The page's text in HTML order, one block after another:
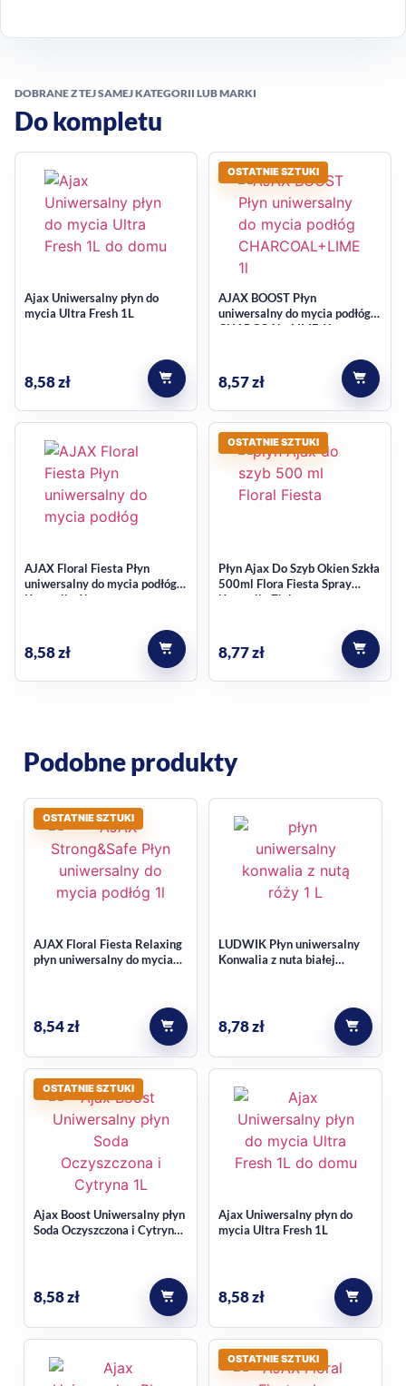
regularnego mycia podłóg w domu, szczególnie jeśli zależy Ci
na prostym rozwiązaniu do utrzymania porządku na co
dzień.
Skuteczne czyszczenie i
świeże odczucie
Ajax Strong&Safe pomaga usuwać zabrudzenia z różnych
powierzchni, a dodatkowo neutralizuje nieprzyjemne
zapachy. Dzięki temu po sprzątaniu podłoga pozostaje
Łagodniejsza formuła do
częstego stosowania
W opisie produktu wskazano obecność składników
pochodzenia naturalnego oraz brak substancji biobójczych i
szukających płynu do mycia podłóg, który można włączyć do
codziennej rutyny sprzątania.
do regularnego usuwania zabrudzeń
neutralizuje nieprzyjemne zapachy
Wybór dla domów z dziećmi i
zwierzętami
Ten płyn może być szczególnie przydatny w domach, gdzie
ważna jest troska o komfort całej rodziny, w tym dzieci i
zwierząt. Sprawdzi się jako element rutyny porządkowej, gdy
codziennym zastosowaniu.
Jak używać z myślą o
bezpieczeństwie
Stosuj produkt zgodnie z informacjami na etykiecie. Przy
chemii domowej to najważniejsza zasada, która pomaga
zachować skuteczność sprzątania i właściwy sposób użycia
na danej powierzchni.
Jeśli porównujesz podobne warianty do makijażu twarzy,
sprawdź też kategorię
Najczęstsze pytania
Czy ten płyn nadaje się do
codziennego mycia podłóg?
Tak, produkt został opisany jako uniwersalny płyn do mycia
podłóg przeznaczony do codziennego użytku w domu.
DOBRANE Z TEJ SAMEJ KATEGORII LUB MARKI
Do kompletu
Ajax Uniwersalny płyn do
mycia Ultra Fresh 1L
8,58zł
OSTATNIE SZTUKI
AJAX BOOST Płyn
uniwersalny do mycia podłóg
CHARCOAL+LIME 1l
8,57zł
AJAX Floral Fiesta Płyn
uniwersalny do mycia podłóg
Konwalia 1l
8,58zł
OSTATNIE SZTUKI
Płyn Ajax Do Szyb Okien Szkła
500ml Flora Fiesta Spray
Konwalia Zielony,
8,77zł
Podobne produkty
OSTATNIE SZTUKI
AJAX Floral Fiesta Relaxing
płyn uniwersalny do mycia
8,54zł
LUDWIK Płyn uniwersalny
Konwalia z nuta białej
8,78zł
OSTATNIE SZTUKI
Ajax Boost Uniwersalny płyn
Soda Oczyszczona i Cytryna
8,58zł
Ajax Uniwersalny płyn do
mycia Ultra Fresh 1L
8,58zł
OSTATNIE SZTUKI